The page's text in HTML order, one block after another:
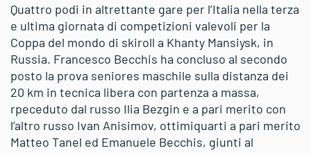
Quattro podi in altrettante gare per l’Italia nella terza
e ultima giornata di competizioni valevoli per la
Coppa del mondo di skiroll a Khanty Mansiysk, in
Russia. Francesco Becchis ha concluso al secondo
posto la prova seniores maschile sulla distanza dei
20 km in tecnica libera con partenza a massa,
rpeceduto dal russo Ilia Bezgin e a pari merito con
l’altro russo Ivan Anisimov, ottimiquarti a pari merito
Matteo Tanel ed Emanuele Becchis, giunti al